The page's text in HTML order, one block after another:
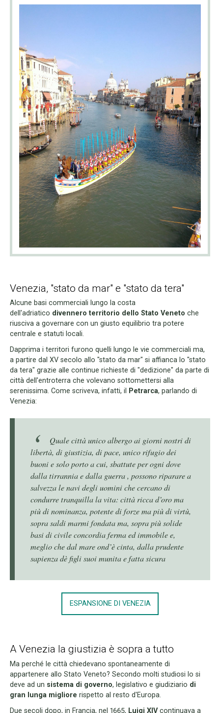
Venezia, "stato da mar" e "stato da tera"
Alcune basi commerciali lungo la costa
dell'adriatico divennero territorio dello Stato Veneto che
riusciva a governare con un giusto equilibrio tra potere
centrale e statuti locali.
Dapprima i territori furono quelli lungo le vie commerciali ma,
a partire dal XV secolo allo "stato da mar" si affianca lo "stato
da tera" grazie alle continue richieste di "dedizione" da parte di
città dell'entroterra che volevano sottomettersi alla
serenissima. Come scriveva, infatti, il
Petrarca, parlando di
Venezia:
Quale città unico albergo ai giorni nostri di
libertà, di giustizia, di pace, unico rifugio dei
buoni e solo porto a cui, sbattute per ogni dove
dalla tirrannia e dalla guerra , possono riparare a
salvezza le navi degli uomini che cercano di
condurre tranquilla la vita: città ricca d’oro ma
più di nominanza, potente di forze ma più di virtù,
sopra saldi marmi fondata ma, sopra più solide
basi di civile concordia ferma ed immobile e,
meglio che dal mare ond’è cinta, dalla prudente
sapienza dè figli suoi munita e fatta sicura
ESPANSIONE DI VENEZIA
A Venezia la giustizia è sopra a tutto
Ma perché le città chiedevano spontaneamente di
appartenere allo Stato Veneto? Secondo molti studiosi lo si
deve ad un sistema di governo, legislativo e giudiziario di
gran lunga migliore rispetto al resto d'Europa.
Due secoli dopo, in Francia, nel 1665, Luigi XIVcontinuava a